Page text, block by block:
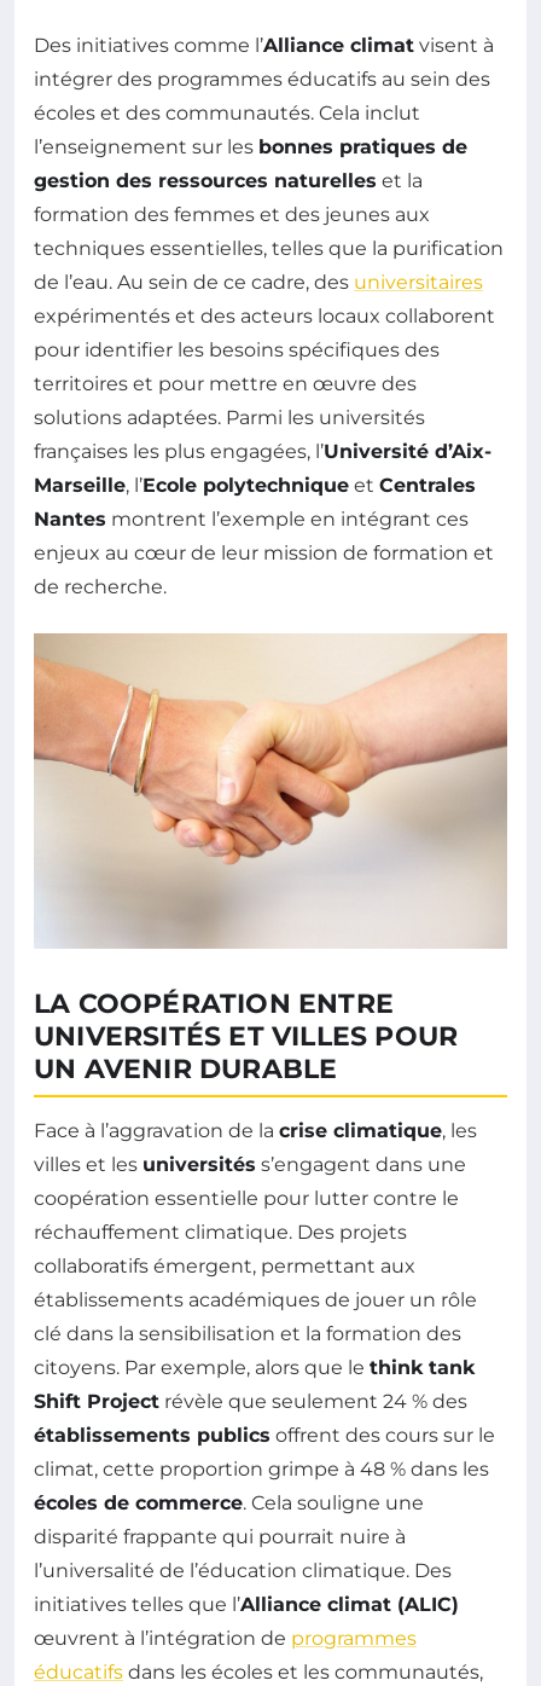
Des initiatives comme l’Alliance climat visent à
intégrer des programmes éducatifs au sein des
écoles et des communautés. Cela inclut
l’enseignement sur les bonnes pratiques de
gestion des ressources naturelles et la
formation des femmes et des jeunes aux
techniques essentielles, telles que la purification
de l’eau. Au sein de ce cadre, des universitaires
expérimentés et des acteurs locaux collaborent
pour identifier les besoins spécifiques des
territoires et pour mettre en œuvre des
solutions adaptées. Parmi les universités
françaises les plus engagées, l’Université d’Aix-
Marseille, l’Ecole polytechnique et Centrales
Nantes montrent l’exemple en intégrant ces
enjeux au cœur de leur mission de formation et
de recherche.
LA COOPÉRATION ENTRE
UNIVERSITÉS ET VILLES POUR
UN AVENIR DURABLE
Face à l’aggravation de la crise climatique, les
villes et les universités s’engagent dans une
coopération essentielle pour lutter contre le
réchauffement climatique. Des projets
collaboratifs émergent, permettant aux
établissements académiques de jouer un rôle
clé dans la sensibilisation et la formation des
citoyens. Par exemple, alors que le think tank
Shift Project révèle que seulement 24 % des
établissements publics offrent des cours sur le
climat, cette proportion grimpe à 48 % dans les
écoles de commerce. Cela souligne une
disparité frappante qui pourrait nuire à
l’universalité de l’éducation climatique. Des
initiatives telles que l’Alliance climat (ALIC)
œuvrent à l’intégration de programmes
éducatifs dans les écoles et les communautés,